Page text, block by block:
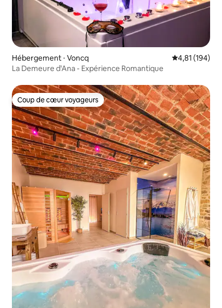
Hébergement ⋅ Voncq Évaluation
4,81 (194)
La Demeure d'Ana - Expérience Romantique
Coup de cœur voyageurs
Coup de cœur voyageurs